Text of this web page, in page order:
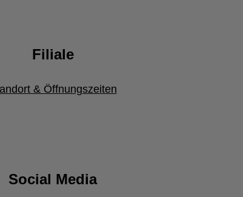
Filiale
& Öffnungszeiten
Social Media